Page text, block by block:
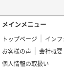
メインメニュー
トップページ イン
お客様の声
会社概要
個人情報の取扱い